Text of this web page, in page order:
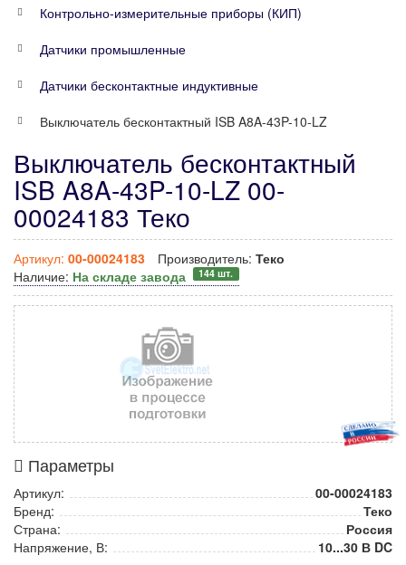
Контрольно-измерительные приборы (КИП)
Датчики промышленные
Датчики бесконтактные индуктивные
Выключатель бесконтактный ISB A8A-43P-10-LZ
Выключатель бесконтактный
ISB A8A-43P-10-LZ 00-
00024183 Теко
Артикул: 00-00024183 Производитель: Теко
Наличие: На складе завода 144 шт.
Параметры
Артикул:
00-00024183
Бренд:
Теко
Страна:
Россия
Напряжение, В:
10...30 В DC